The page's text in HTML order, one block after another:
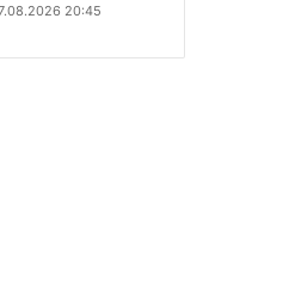
20:45